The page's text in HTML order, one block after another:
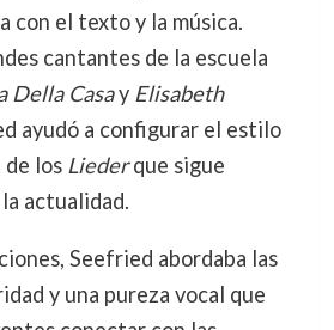
con el texto y la música.
cantantes de la escuela
Della Casay Elisabeth
ayudó a configurar el estilo
los Liederque sigue
actualidad.
Seefried abordaba las
y una pureza vocal que